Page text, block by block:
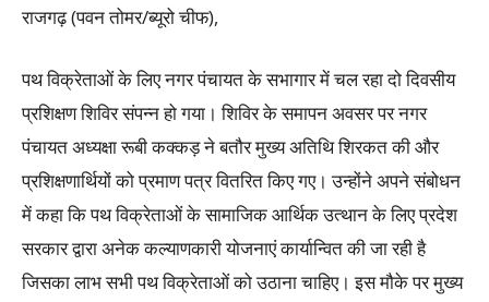
राजगढ़ (पवन तोमर/ब्यूरो चीफ),
पथ विक्रेताओं के लिए नगर पंचायत के सभागार में चल रहा दो दिवसीय
प्रशिक्षण शिविर संपन्न हो गया। शिविर के समापन अवसर पर नगर
पंचायत अध्यक्षा रूबी कक्कड़ ने बतौर मुख्य अतिथि शिरकत की और
प्रशिक्षणार्थियों को प्रमाण पत्र वितरित किए गए। उन्होंने अपने संबोधन
में कहा कि पथ विक्रेताओं के सामाजिक आर्थिक उत्थान के लिए प्रदेश
सरकार द्वारा अनेक कल्याणकारी योजनाएं कार्यान्वित की जा रही है
जिसका लाभ सभी पथ विक्रेताओं को उठाना चाहिए। इस मौके पर मुख्य